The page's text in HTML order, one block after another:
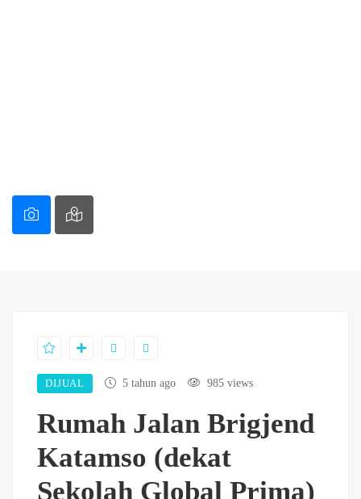
DIJUAL 5 tahun ago 985 views
Rumah Jalan Brigjend
Katamso (dekat
Sekolah Global Prima)